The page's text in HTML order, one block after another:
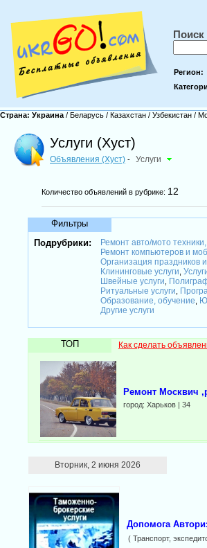
Регион:
Страна: Украина / Беларусь / Казахстан / Узбекистан /
Услуги (Хуст)
Объявления (Хуст) - Услуги
Количество объявлений в рубрике: 12
Фильтры
Подрубрики:
Ремонт авто/мото
Ремонт компьютеров и
Организация праздников
Клининговые услуги
Швейные услуги
Ритуальные услуги
Образование, обучение
Другие услуги
ТОП Как сделать
Ремонт Москвич
город: Харьков | 34
Вторник, 2 июня 2026
Допомога
( Транспорт,